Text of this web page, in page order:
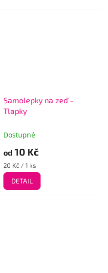
5
Samolepky na zeď -
Tlapky
Dostupné
od 10 Kč
Měrná
cena:
20 Kč / 1 ks
DETAIL